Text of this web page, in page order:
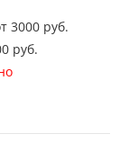
3000 руб.
руб.